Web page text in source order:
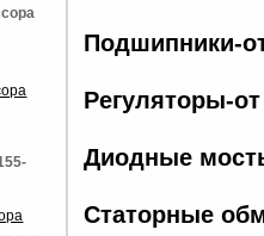
Подшипники-
Регуляторы-
Диодные
Статорные